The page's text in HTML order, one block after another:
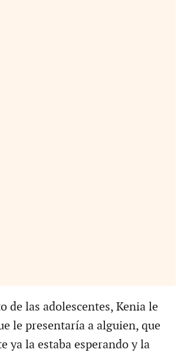
de las adolescentes, Kenia le
le presentaría a alguien, que
ya la estaba esperando y la